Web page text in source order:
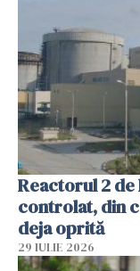
Reactorul 2
controlat, din
deja oprită
29 IULIE 2026